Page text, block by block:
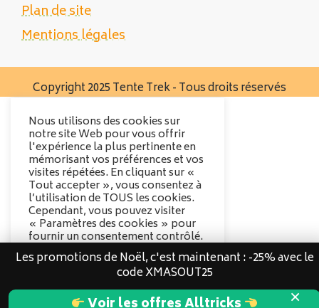
Plan de site
Mentions légales
Copyright 2025 Tente Trek - Tous droits réservés
Nous utilisons des cookies sur
notre site Web pour vous offrir
l'expérience la plus pertinente en
mémorisant vos préférences et vos
visites répétées. En cliquant sur «
Tout accepter », vous consentez à
l’utilisation de TOUS les cookies.
Cependant, vous pouvez visiter
« Paramètres des cookies » pour
fournir un consentement contrôlé.
Options des cookies
Tout accepter
Les promotions de Noël, c'est maintenant : -25% avec le
code XMASOUT25
×